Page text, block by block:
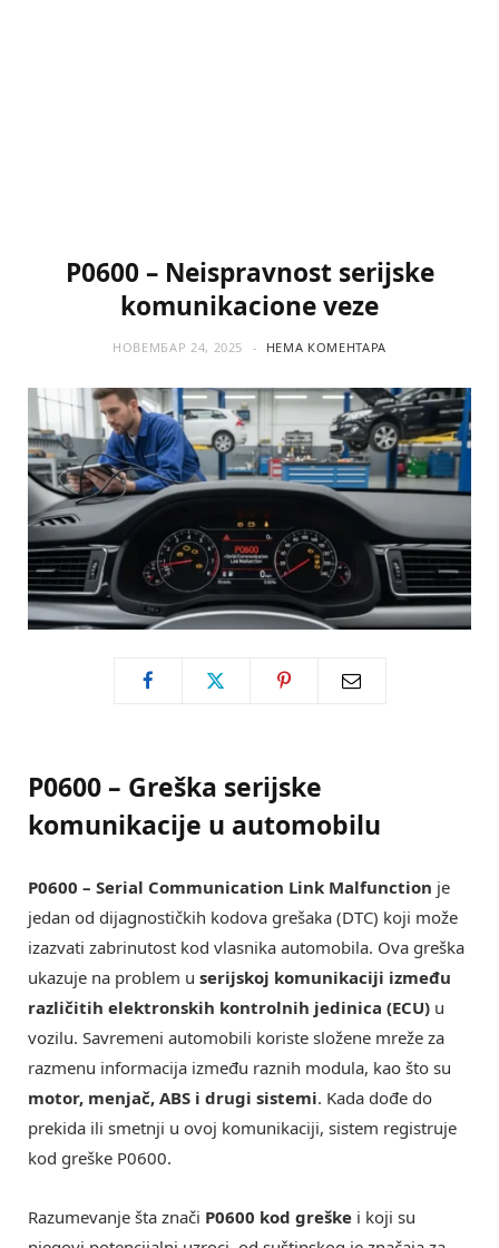
P0600 – Neispravnost serijske
komunikacione veze
НОВЕМБАР 24, 2025 НЕМА КОМЕНТАРА
P0600 – Greška serijske
komunikacije u automobilu
P0600 – Serial Communication Link Malfunction je
jedan od dijagnostičkih kodova grešaka (DTC) koji može
izazvati zabrinutost kod vlasnika automobila. Ova greška
ukazuje na problem u serijskoj komunikaciji između
različitih elektronskih kontrolnih jedinica (ECU) u
vozilu. Savremeni automobili koriste složene mreže za
razmenu informacija između raznih modula, kao što su
motor, menjač, ABS i drugi sistemi. Kada dođe do
prekida ili smetnji u ovoj komunikaciji, sistem registruje
kod greške P0600.
Razumevanje šta znači P0600 kod greške i koji su